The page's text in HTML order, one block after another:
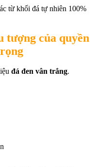
tượng của quyền
đá đen vân trắng.